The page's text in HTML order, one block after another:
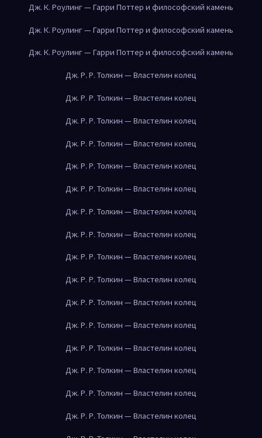
Дж. К. Роулинг — Гарри Поттер и философский камень
Дж. К. Роулинг — Гарри Поттер и философский камень
Дж. К. Роулинг — Гарри Поттер и философский камень
Дж. Р. Р. Толкин — Властелин колец
Дж. Р. Р. Толкин — Властелин колец
Дж. Р. Р. Толкин — Властелин колец
Дж. Р. Р. Толкин — Властелин колец
Дж. Р. Р. Толкин — Властелин колец
Дж. Р. Р. Толкин — Властелин колец
Дж. Р. Р. Толкин — Властелин колец
Дж. Р. Р. Толкин — Властелин колец
Дж. Р. Р. Толкин — Властелин колец
Дж. Р. Р. Толкин — Властелин колец
Дж. Р. Р. Толкин — Властелин колец
Дж. Р. Р. Толкин — Властелин колец
Дж. Р. Р. Толкин — Властелин колец
Дж. Р. Р. Толкин — Властелин колец
Дж. Р. Р. Толкин — Властелин колец
Дж. Р. Р. Толкин — Властелин колец